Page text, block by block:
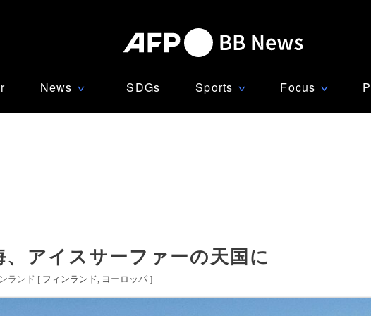
News ∨ SDGs Sports ∨ Focus ∨
アイスサーファーの天国に
ランド [ フィンランド ヨーロッパ ]